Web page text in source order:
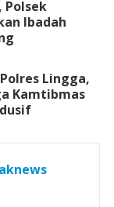
Polsek
Ibadah
Lingga,
Kamtibmas